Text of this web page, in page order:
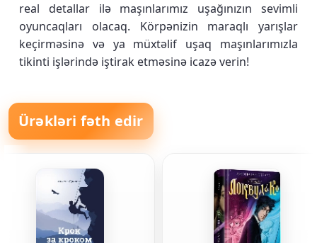
real detallar ilə maşınlarımız uşağınızın sevimli
oyuncaqları olacaq. Körpənizin maraqlı yarışlar
keçirməsinə və ya müxtəlif uşaq maşınlarımızla
tikinti işlərində iştirak etməsinə icazə verin!
Ürəkləri fəth edir